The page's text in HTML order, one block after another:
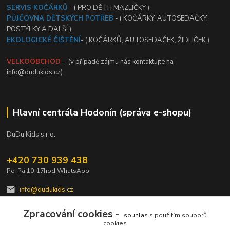
SERVIS KOČÁRKŮ - ( PRO DĚTI I MAZLÍČKY )
PŮJČOVNA DĚTSKÝCH POTŘEB - ( KOČÁRKY, AUTOSEDAČKY,
POSTÝLKY A DALŠÍ )
EKOLOGICKÉ ČIŠTĚNÍ- ( KOČÁRKŮ, AUTOSEDAČEK, ŽIDLIČEK )
VELKOOBCHOD - (v případě zájmu nás kontaktujte na
info@dudukids.cz)
Hlavní centrála Hodonín (správa e-shopu)
DuDu Kids s.r.o.
+420 730 939 438
Po-Pá 10-17hod WhatsApp
info@dudukids.cz
Zpracování cookies - souhlas s použitím souborů
cookies